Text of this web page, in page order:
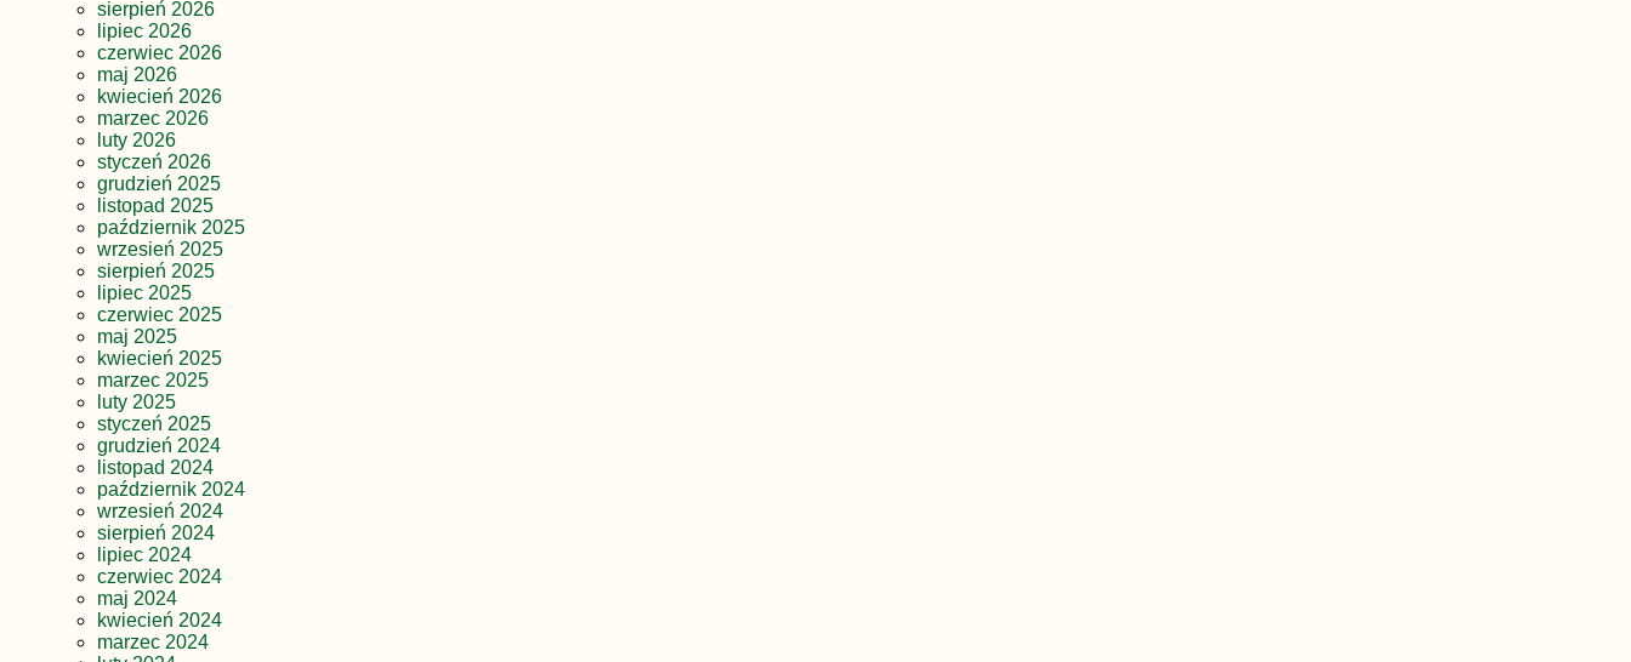
sierpień 2026
lipiec 2026
czerwiec 2026
maj 2026
kwiecień 2026
marzec 2026
luty 2026
styczeń 2026
grudzień 2025
listopad 2025
październik 2025
wrzesień 2025
sierpień 2025
lipiec 2025
czerwiec 2025
maj 2025
kwiecień 2025
marzec 2025
luty 2025
styczeń 2025
grudzień 2024
listopad 2024
październik 2024
wrzesień 2024
sierpień 2024
lipiec 2024
czerwiec 2024
maj 2024
kwiecień 2024
marzec 2024